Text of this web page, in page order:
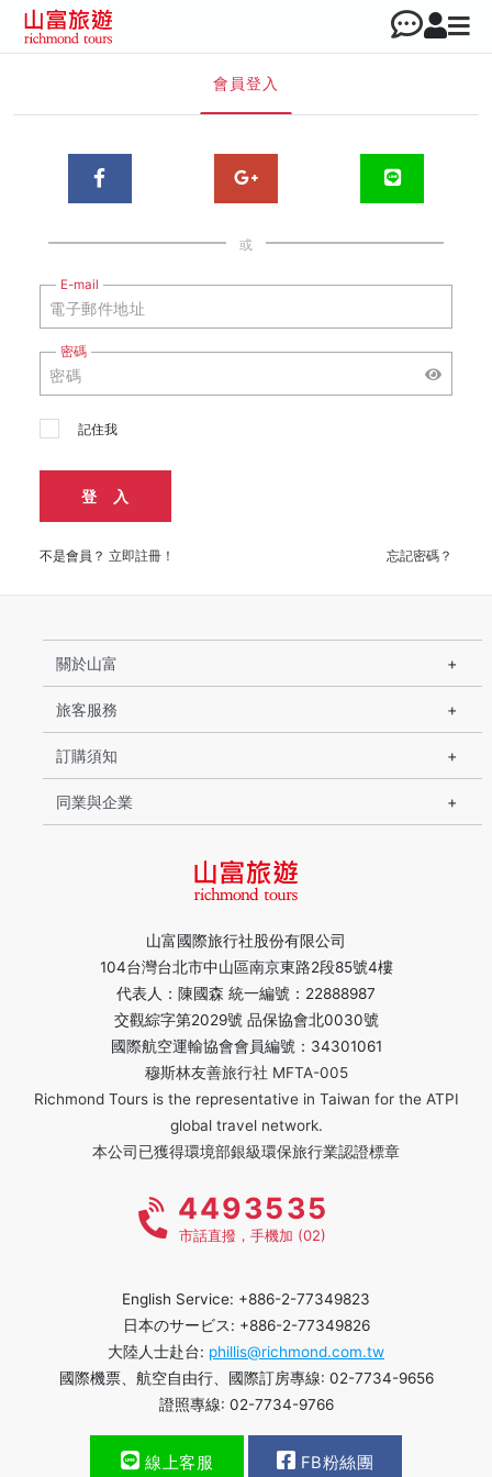
會員登入
或
E-mail
密碼
記住我
登 入
不是會員？ 立即註冊！ 忘記密碼？
山富國際旅行社股份有限公司
104台灣台北市中山區南京東路2段85號4樓
代表人：陳國森 統一編號：22888987
交觀綜字第2029號 品保協會北0030號
國際航空運輸協會會員編號：34301061
穆斯林友善旅行社 MFTA-005
Richmond Tours is the representative in Taiwan for the ATPI
global travel network.
本公司已獲得環境部銀級環保旅行業認證標章
關於山富
旅客服務
訂購須知
同業與企業
4493535
市話直撥，手機加 (02)
English Service: +886-2-77349823
日本のサービス: +886-2-77349826
大陸人士赴台: phillis@richmond.com.tw
國際機票、航空自由行、國際訂房專線: 02-7734-9656
證照專線: 02-7734-9766
線上客服 FB粉絲團